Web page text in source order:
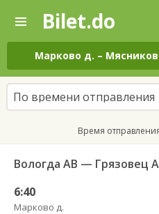
—
Поиск
и
покупка
билетов
на
автобус
онлайн
Bilet.do
Марково д. –
По времени отправления
Время
Вологда АВ — Грязовец
6:40
Марково д.